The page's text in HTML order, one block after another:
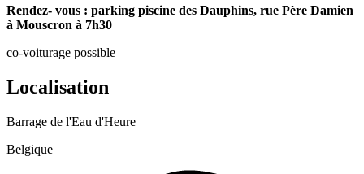
Rendez- vous : parking piscine des Dauphins, rue Père Damien
à Mouscron à 7h30
co-voiturage possible
Localisation
Barrage de l'Eau d'Heure
Belgique